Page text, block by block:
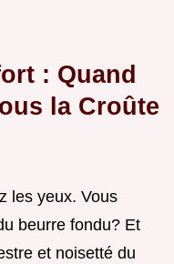
: Quand
la Croûte
les yeux. Vous
beurre fondu? Et
et noisetté du